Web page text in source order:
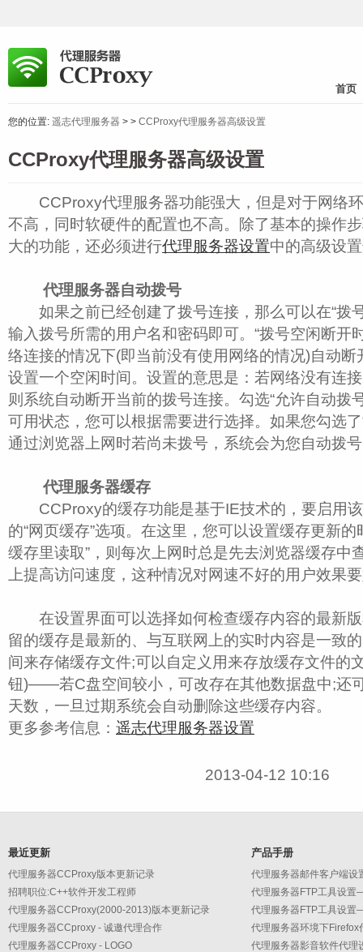
首页
您的位置: 遥志代理服务器 > > CCProxy代理服务器高级设置
CCProxy代理服务器高级设置
CCProxy代理服务器功能强大，但是对于网络环
不高，同时软硬件的配置也不高。除了基本的操作
大的功能，还必须进行代理服务器设置中的高级设
代理服务器自动拨号
如果之前已经创建了拨号连接，那么可以在“拨
输入拨号所需的用户名和密码即可。“拨号空闲断开
络连接的情况下(即当前没有使用网络的情况)自动
设置一个空闲时间。设置的意思是：若网络没有连
则系统自动断开当前的拨号连接。勾选“允许自动拨
可用状态，您可以根据需要进行选择。如果您勾选
通过浏览器上网时若尚未拨号，系统会为您自动拨
代理服务器缓存
CCProxy的缓存功能是基于IE技术的，要启用该
的“网页缓存”选项。在这里，您可以设置缓存更新
缓存里读取”，则每次上网时总是先去浏览器缓存中
上提高访问速度，这种情况对网速不好的用户效果
在设置界面可以选择如何检查缓存内容的最新版
留的缓存是最新的、与互联网上的实时内容是一致
间来存储缓存文件;可以自定义用来存放缓存文件的
钮)――若C盘空间较小，可改存在其他数据盘中;还
天数，一旦过期系统会自动删除这些缓存内容。
更多参考信息： 遥志代理服务器设置
2013-04-12 10:16
最近更新
代理服务器CCProxy版本更新记录
招聘职位:C++软件开发工程师
代理服务器CCProxy(2000-2013)版本更新记录
代理服务器CCproxy - 诚邀代理合作
代理服务器CCProxy - LOGO
产品手册
代理服务器环境下Firefox